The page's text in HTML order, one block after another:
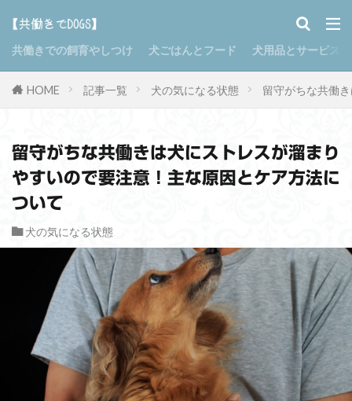
共働きでの飼育やしつけ 犬ごはんとフード 犬用品とサービス
HOME 記事一覧 犬の気になる状態 留守がちな共働
留守がちな共働きは犬にストレスが溜まり
やすいので要注意！主な原因とケア方法に
ついて
犬の気になる状態